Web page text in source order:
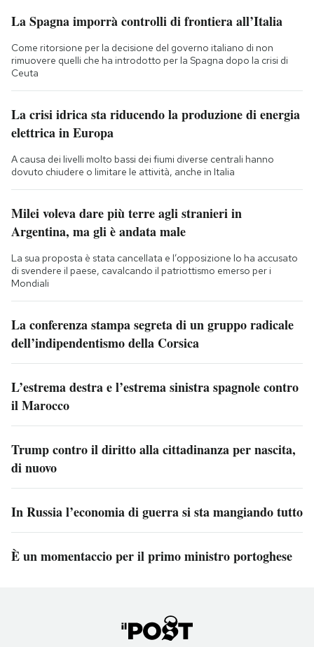
La Spagna imporrà controlli di frontiera all’Italia
Come ritorsione per la decisione del governo italiano di non
rimuovere quelli che ha introdotto per la Spagna dopo la crisi di
Ceuta
La crisi idrica sta riducendo la produzione di energia
elettrica in Europa
A causa dei livelli molto bassi dei fiumi diverse centrali hanno
dovuto chiudere o limitare le attività, anche in Italia
Milei voleva dare più terre agli stranieri in
Argentina, ma gli è andata male
La sua proposta è stata cancellata e l’opposizione lo ha accusato
di svendere il paese, cavalcando il patriottismo emerso per i
Mondiali
La conferenza stampa segreta di un gruppo radicale
dell’indipendentismo della Corsica
L’estrema destra e l’estrema sinistra spagnole contro
il Marocco
Trump contro il diritto alla cittadinanza per nascita,
di nuovo
In Russia l’economia di guerra si sta mangiando tutto
È un momentaccio per il primo ministro portoghese